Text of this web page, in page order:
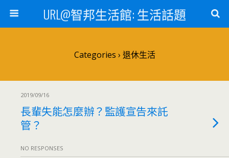
URL@智邦生活館: 生活話題
Categories › 退休生活
2019/09/16
長輩失能怎麼辦？監護宣告來託
管？
NO RESPONSES